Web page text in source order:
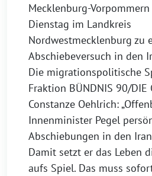
Mecklenburg-
Dienstag im Landkreis
Nordwestmecklenburg zu
Abschiebeversuch in den
Die migrationspolitische
Fraktion BÜNDNIS 90/DIE
Constanze Oehlrich:
Innenminister Pegel
Abschiebungen in den
Damit setzt er das Leben
aufs Spiel. Das muss